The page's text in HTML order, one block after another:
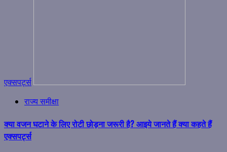
एक्सपर्ट्स
राज्य समीक्षा
क्या वजन घटाने के लिए रोटी छोड़ना जरूरी है? आइये जानते हैं क्या कहते हैं
एक्सपर्ट्स